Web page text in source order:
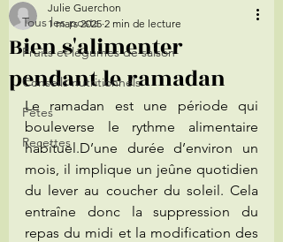
Tous les posts
Fruits et légumes de saison
Conseils nutritionnels
Fêtes
Recettes
Bien s'alimenter
pendant le ramadan
Julie Guerchon
1 mars 2025 2 min de lecture
Le ramadan est une période qui
bouleverse le rythme alimentaire
habituel.D’une durée d’environ un
mois, il implique un jeûne quotidien
du lever au coucher du soleil. Cela
entraîne donc la suppression du
repas du midi et la modification des